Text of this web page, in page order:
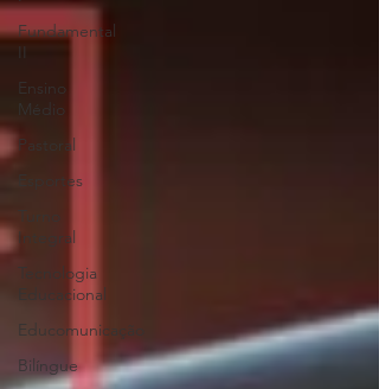
Fundamental
II
Ensino
Médio
Pastoral
Esportes
Turno
Integral
Tecnologia
Educacional
Educomunicação
Bilíngue